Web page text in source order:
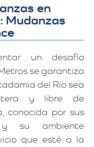
en
Mudanzas
un desafío
se garantiza
del Río sea
y libre de
conocida por sus
y su ambiente
que esté a la